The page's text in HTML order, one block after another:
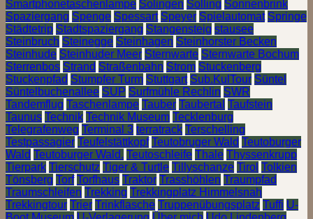
Smartphonetaschenlampe Solingen Solling Sonnenbrink
Spaziergang Spenge Spessart Speyer Spielautomat Springe
Städtetrip Stadtspaziergang Stangensteig stausee
Steinbruch Steinegge Steinhagen Steinhorster Becken
Steinhude Steinhuder Meer Sternwarte Sternwarte Bochum
Sterrenbos Strand Straßenbahn Strom Stuckenberg
Stuckenpfad Stumpfer Turm Stuttgart Sub.KulTour Süntel
Süntelbuchenallee SUP Surfmühle Rechlin SWR
Tandemflug Taschenlampe Tauber Taubertal Taufstein
Taunus Technik Technik Museum Tecklenburg
Telegrafenweg Terminal 3 terratrack Terschelling
Testpassagier Teufelstättkopf Teutobruger Wald Teutoburger
Wald Teutoburger Wald. Teutoschleife Thale Thyssenkrupp
Tierpark Tierschutz Tiger & Turtle Tillyschanze Tirol Tolkien
Tönsberg Torf Torfhaus Traktor Trasshöhlen Traumpfad
Traumschleifen Trekking Trekkingplatz Himmelsnah
Trekkingtour Trier Trinkflasche Truppenübungsplatz Tuffi U-